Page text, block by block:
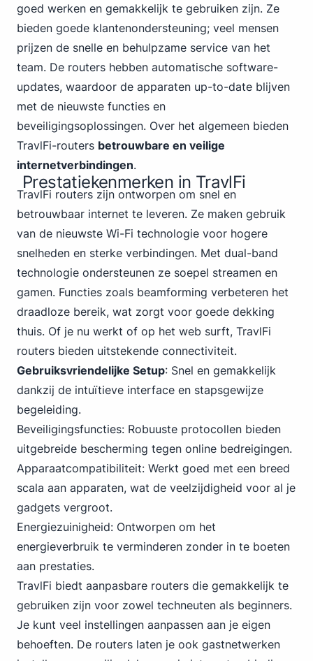
goed werken en gemakkelijk te gebruiken zijn. Ze
bieden goede klantenondersteuning; veel mensen
prijzen de snelle en behulpzame service van het
team. De routers hebben automatische software-
updates, waardoor de apparaten up-to-date blijven
met de nieuwste functies en
beveiligingsoplossingen. Over het algemeen bieden
TravlFi-routers betrouwbare en veilige
internetverbindingen.
Prestatiekenmerken in TravlFi
TravlFi routers zijn ontworpen om snel en
betrouwbaar internet te leveren. Ze maken gebruik
van de nieuwste Wi-Fi technologie voor hogere
snelheden en sterke verbindingen. Met dual-band
technologie ondersteunen ze soepel streamen en
gamen. Functies zoals beamforming verbeteren het
draadloze bereik, wat zorgt voor goede dekking
thuis. Of je nu werkt of op het web surft, TravlFi
routers bieden uitstekende connectiviteit.
Gebruiksvriendelijke Setup: Snel en gemakkelijk
dankzij de intuïtieve interface en stapsgewijze
begeleiding.
Beveiligingsfuncties: Robuuste protocollen bieden
uitgebreide bescherming tegen online bedreigingen.
Apparaatcompatibiliteit: Werkt goed met een breed
scala aan apparaten, wat de veelzijdigheid voor al je
gadgets vergroot.
Energiezuinigheid: Ontworpen om het
energieverbruik te verminderen zonder in te boeten
aan prestaties.
TravlFi biedt aanpasbare routers die gemakkelijk te
gebruiken zijn voor zowel techneuten als beginners.
Je kunt veel instellingen aanpassen aan je eigen
behoeften. De routers laten je ook gastnetwerken